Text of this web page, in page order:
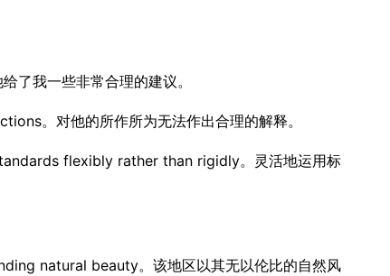
了我一些非常合理的建议。
。对他的所作所为无法作出合理的解释。
flexibly rather than rigidly。灵活地运用标
natural beauty。该地区以其无以伦比的自然风